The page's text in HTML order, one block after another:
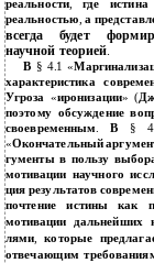
реальности,где
реальностью,а
всегда будет
научной теорией.
В § 4.1 «
характеристика
Угроза «иронизации» (
поэтому обсуждение
своевременным. В §
«Окончательный
гументы в пользу
мотивации научного
ция результатов
почтение истины как
мотивации дальнейших
лями,которые
отвечающим